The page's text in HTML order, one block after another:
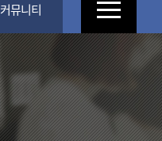
커뮤니티